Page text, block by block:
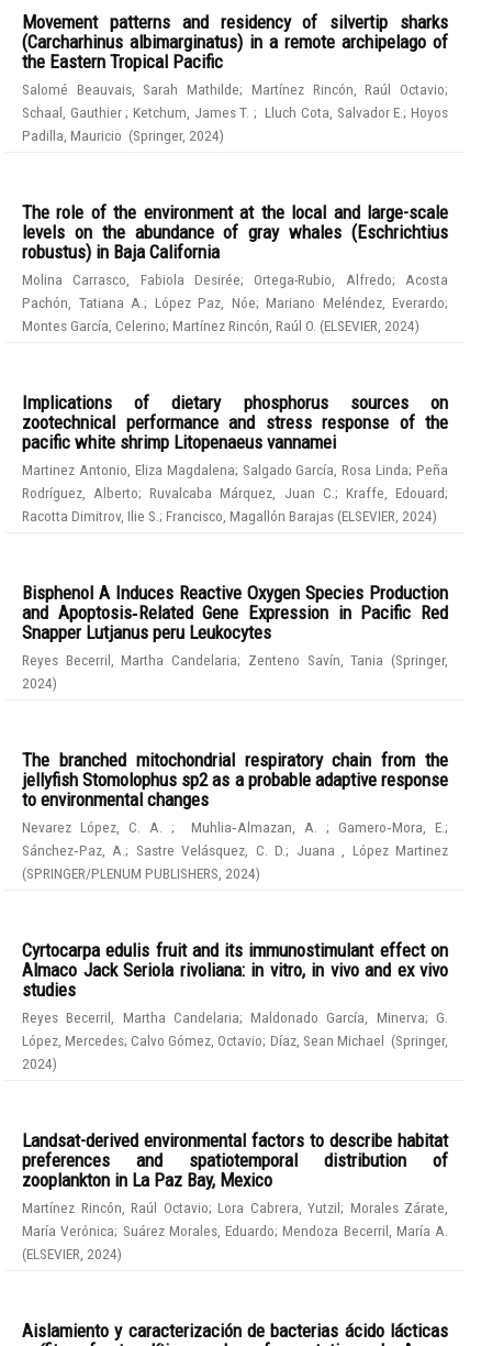
Movement patterns and residency of silvertip sharks
(Carcharhinus albimarginatus) in a remote archipelago of
the Eastern Tropical Pacific
Salomé Beauvais, Sarah Mathilde; Martínez Rincón, Raúl Octavio;
Schaal, Gauthier;Ketchum, James T.; Lluch Cota, Salvador E.;Hoyos
Padilla, Mauricio (Springer, 2024)
The role of the environment at the local and large-scale
levels on the abundance of gray whales (Eschrichtius
robustus) in Baja California
Molina Carrasco, Fabiola Desirée;Ortega-Rubio, Alfredo; Acosta
Pachón, Tatiana A. ; López Paz, Nóe; Mariano Meléndez, Everardo;
Montes García, Celerino; Martínez Rincón, Raúl O. (ELSEVIER 2024)
Implications of dietary phosphorus sources on
zootechnical performance and stress response of the
pacific white shrimp Litopenaeus vannamei
Martinez Antonio, Eliza Magdalena; Salgado García, Rosa Linda; Peña
Rodríguez, Alberto;Ruvalcaba Márquez, Juan C. ; Kraffe, Edouard;
Racotta Dimitrov, Ilie S. ; Francisco, Magallón Barajas (ELSEVIER 2024)
Bisphenol A Induces Reactive Oxygen Species Production
and Apoptosis‑Related Gene Expression in Pacific Red
Snapper Lutjanus peru Leukocytes
Reyes Becerril, Martha Candelaria; Zenteno Savín, Tania (Springer,
2024)
The branched mitochondrial respiratory chain from the
jellyfish Stomolophus sp2 as a probable adaptive response
to environmental changes
Nevarez López, C. A. ; Muhlia‑Almazan, A.;Gamero‑Mora, E.;
Sánchez‑Paz, A.; Sastre Velásquez, C. D.; Juana , López Martinez
(SPRINGER/PLENUM PUBLISHERS 2024)
Cyrtocarpa edulis fruit and its immunostimulant effect on
Almaco Jack Seriola rivoliana: in vitro, in vivo and ex vivo
studies
Reyes Becerril, Martha Candelaria;Maldonado García, Minerva;G.
López, Mercedes;Calvo Gómez, Octavio; Díaz, Sean Michael (Springer,
2024)
Landsat-derived environmental factors to describe habitat
preferences and spatiotemporal distribution of
zooplankton in La Paz Bay, Mexico
Martínez Rincón, Raúl Octavio; Lora Cabrera, Yutzil; Morales Zárate,
María Verónica; Suárez Morales, Eduardo;Mendoza Becerril, María A.
(ELSEVIER 2024)
Aislamiento y caracterización de bacterias ácido lácticas